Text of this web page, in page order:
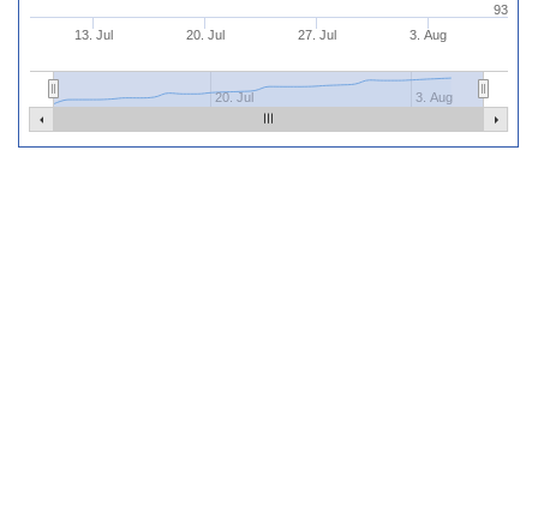
13. Jul 20. Jul 27. Jul 3. Aug
20. Jul 3. Aug
93